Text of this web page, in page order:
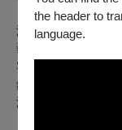
the header to
language.
演出人員：
藝術總監暨指揮｜
客席指揮｜
鋼琴｜蔡昱姍
演唱｜福爾摩沙合